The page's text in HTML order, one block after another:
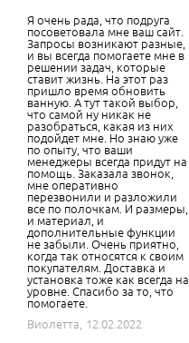
Я очень рада, что подруга
посоветовала мне ваш сайт.
Запросы возникают разные,
и вы всегда помогаете мне в
решении задач, которые
ставит жизнь. На этот раз
пришло время обновить
ванную. А тут такой выбор,
что самой ну никак не
разобраться, какая из них
подойдет мне. Но знаю уже
по опыту, что ваши
менеджеры всегда придут на
помощь. Заказала звонок,
мне оперативно
перезвонили и разложили
все по полочкам. И размеры,
и материал, и
дополнительные функции
не забыли. Очень приятно,
когда так относятся к своим
покупателям. Доставка и
установка тоже как всегда на
уровне. Спасибо за то, что
помогаете.
Виолетта,
12.02.2022